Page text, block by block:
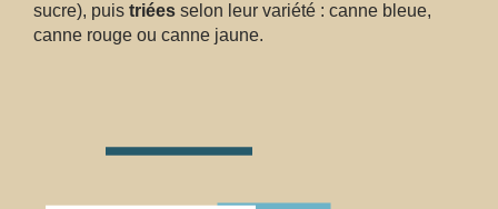
sucre), puis triées selon leur variété : canne bleue,
canne rouge ou canne jaune.